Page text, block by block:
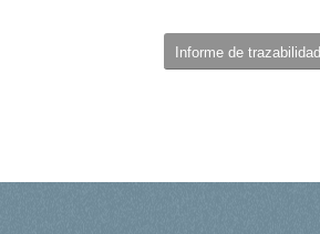
Informe de trazabilidad